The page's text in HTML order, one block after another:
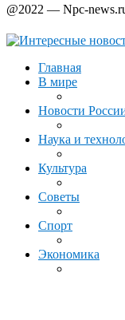
@2022 — Npc-
Главная
В мире
Новости
Наука и
Культура
Советы
Спорт
Экономика